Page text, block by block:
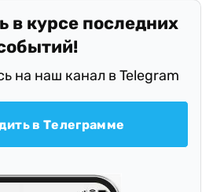
в курсе последних
на наш канал в Telegram
в Телеграмме